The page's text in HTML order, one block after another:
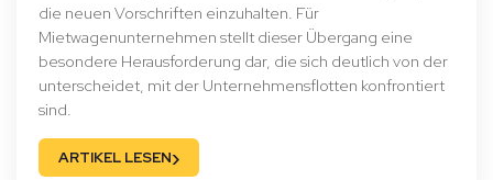
die neuen Vorschriften einzuhalten. Für
Mietwagenunternehmen stellt dieser Übergang eine
besondere Herausforderung dar, die sich deutlich von der
unterscheidet, mit der Unternehmensflotten konfrontiert
sind.
ARTIKEL LESEN›